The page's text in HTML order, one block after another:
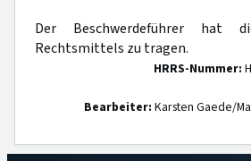
Der Beschwerdeführer hat
Rechtsmittels zu tragen.
HRRS-Nummer:
Bearbeiter: Karsten Gaede/